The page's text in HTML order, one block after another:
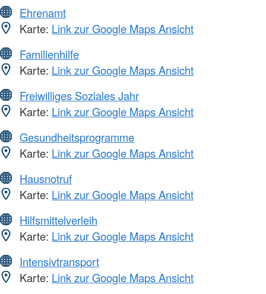
Ehrenamt
Karte: Link zur Google Maps Ansicht
Familienhilfe
Karte: Link zur Google Maps Ansicht
Freiwilliges Soziales Jahr
Karte: Link zur Google Maps Ansicht
Gesundheitsprogramme
Karte: Link zur Google Maps Ansicht
Hausnotruf
Karte: Link zur Google Maps Ansicht
Hilfsmittelverleih
Karte: Link zur Google Maps Ansicht
Intensivtransport
Karte: Link zur Google Maps Ansicht